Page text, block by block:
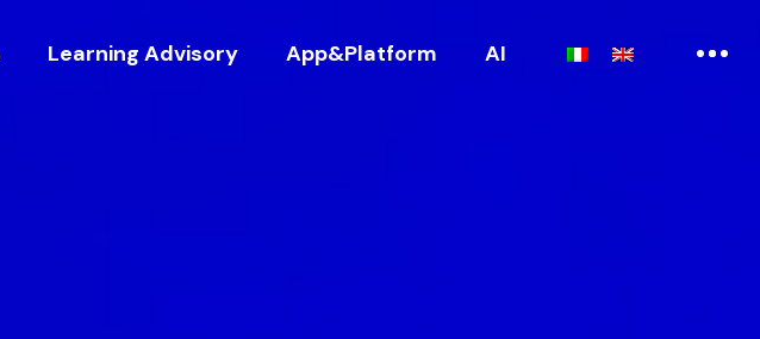
Learning Advisory App&Platform AI